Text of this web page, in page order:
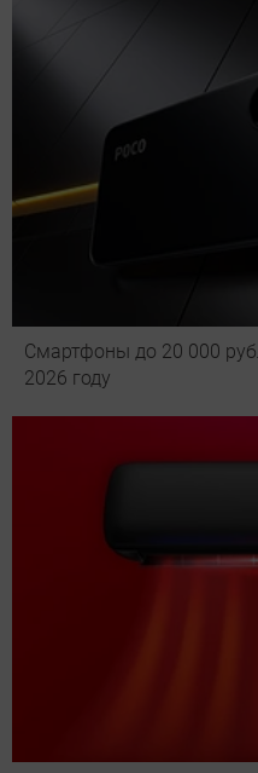
Смартфоны до 20 000
2026 году